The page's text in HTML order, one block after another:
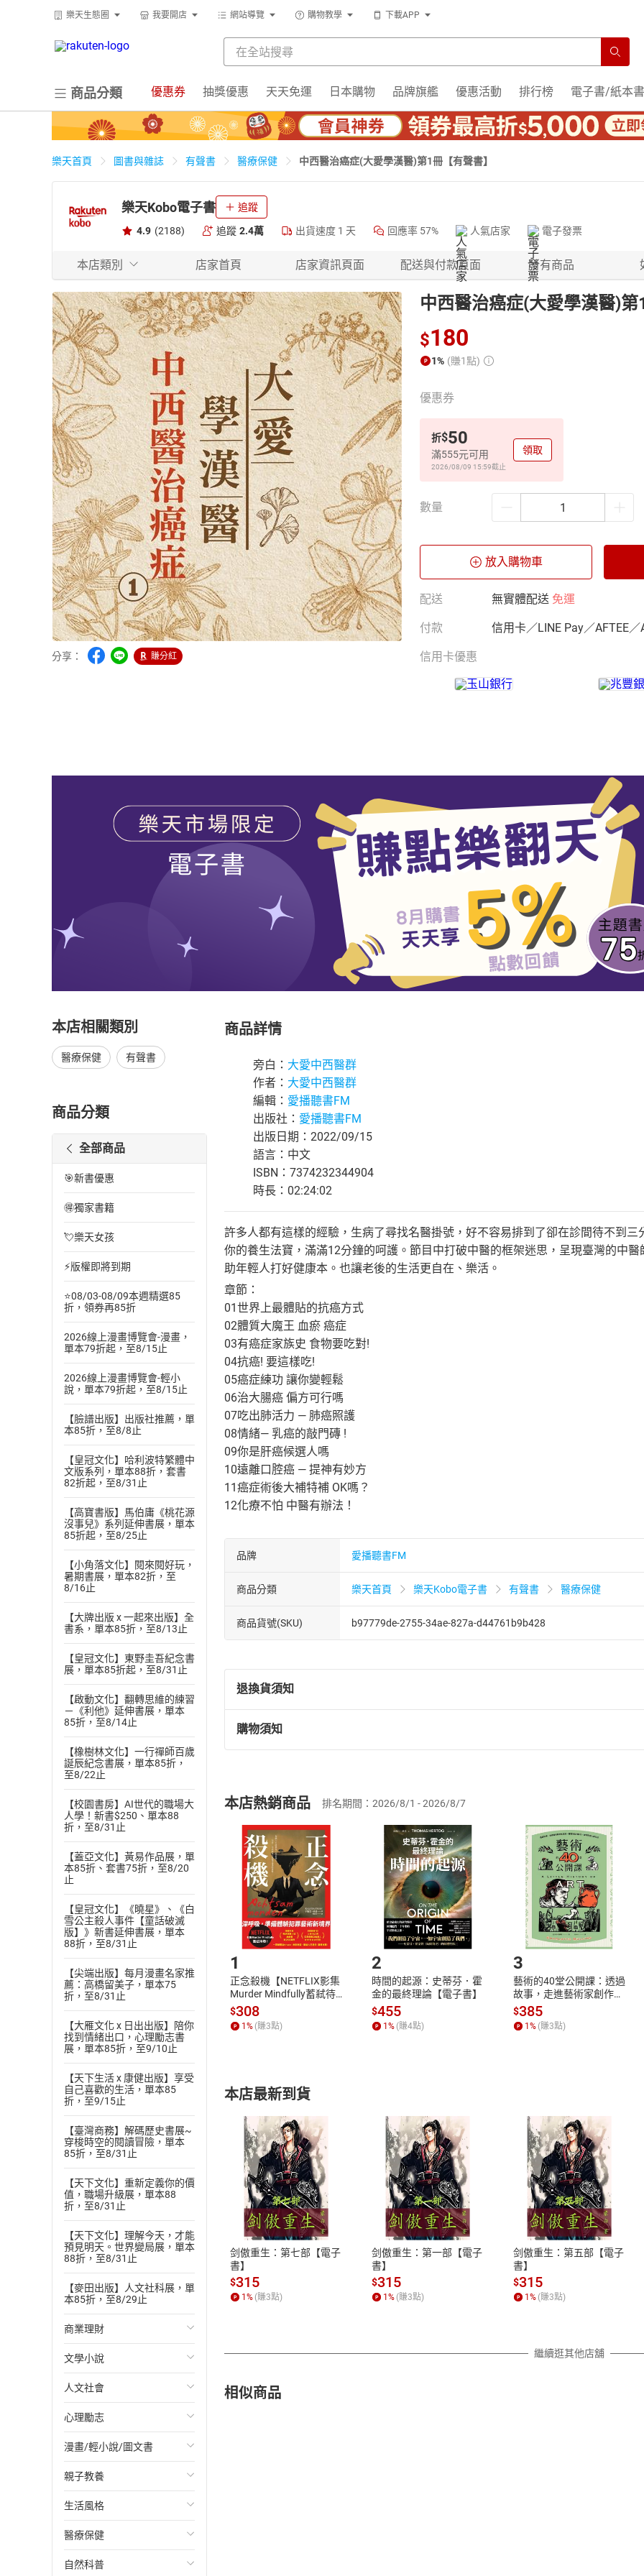
樂天生態圈 我要開店 網站導覽 購物教學 下載APP
商品分類 優惠券 抽獎優惠 天天免運 日本購物 品牌旗艦 優惠活動 排行榜 電子書/紙本書
樂天首頁 圖書與雜誌 有聲書 醫療保健 中西醫治癌症(大愛學漢醫)第1冊【有聲書】
樂天Kobo電子書 追蹤
4.9 (2188) 追蹤 2.4萬 出貨速度 1 天 回應率 57% 人氣店家 電子發票
本店類別 店家首頁 店家資訊頁面 配送與付款頁面 所有商品
分享： 賺分紅
中西醫治癌症(大愛學漢醫)
$180
1% (賺1點)
優惠券
折$50
滿555元可用
2026/08/09 15:59截止
領取
數量
放入購物車
配送 無實體配送 免運
付款 信用卡／LINE Pay／AFTEE／
信用卡優惠
本店相關類別
醫療保健 有聲書
商品分類
全部商品
🎯新書優惠
🉐獨家書籍
💘樂天女孩
⚡版權即將到期
⭐08/03-08/09本週精選85
折，領券再85折
2026線上漫畫博覽會-漫畫，
單本79折起，至8/15止
2026線上漫畫博覽會-輕小
說，單本79折起，至8/15止
【臉譜出版】出版社推薦，單
本85折，至8/8止
【皇冠文化】哈利波特繁體中
文版系列，單本88折，套書
82折起，至8/31止
【高寶書版】馬伯庸《桃花源
沒事兒》系列延伸書展，單本
85折起，至8/25止
【小角落文化】閱來閱好玩，
暑期書展，單本82折，至
8/16止
【大牌出版 x 一起來出版】全
書系，單本85折，至8/13止
【皇冠文化】東野圭吾紀念書
展，單本85折起，至8/31止
【啟動文化】翻轉思維的練習
－《利他》延伸書展，單本
85折，至8/14止
【橡樹林文化】一行禪師百歲
誕辰紀念書展，單本85折，
至8/22止
【校園書房】AI世代的職場大
人學！新書$250、單本88
折，至8/31止
【蓋亞文化】黃易作品展，單
本85折、套書75折，至8/20
止
【皇冠文化】《曉星》、《白
雪公主殺人事件【童話破滅
版】》新書延伸書展，單本
88折，至8/31止
【尖端出版】每月漫畫名家推
薦：高橋留美子，單本75
折，至8/31止
【大雁文化 x 日出出版】陪你
找到情緒出口，心理勵志書
展，單本85折，至9/10止
【天下生活 x 康健出版】享受
自己喜歡的生活，單本85
折，至9/15止
【臺灣商務】解碼歷史書展~
穿梭時空的閱讀冒險，單本
85折，至8/31止
【天下文化】重新定義你的價
值，職場升級展，單本88
折，至8/31止
【天下文化】理解今天，才能
預見明天。世界變局展，單本
88折，至8/31止
【麥田出版】人文社科展，單
本85折，至8/29止
商業理財
投資理財
經濟/趨勢
財務/金融
管理/領導
職場工作術
成功法
行銷/廣告
傳記
文學小說
歐美文學
日本文學
韓國文學
華文文學
經典文學
成長/家庭生活小說
懸疑/推理小說
人文社會
國際關係
政治
社會科學
台灣/中國歷史
日/韓歷史
其他歷史/史學
心理勵志
心靈成長/情緒
人際關係
兩性關係
心理學
漫畫/輕小說/圖文書
輕小說
奇幻/科幻
愛情故事
職場/社會寫實
親子教養
教育現場
兒童文學/故事
兒童科普/學習
生活風格
飲食/食譜
健身/美顏
醫療保健
健康/養生
自然科普
商品詳情
旁白： 大愛中西醫群
作者： 大愛中西醫群
編輯： 愛播聽書FM
出版社： 愛播聽書FM
出版日期：2022/09/15
語言：中文
ISBN：7374232344904
時長：02:24:02
許多人都有這樣的經驗，生病了尋找名醫掛號，好不容易排到了卻在診間待不到
你的養生法寶，滿滿12分鐘的呵護。節目中打破中醫的框架迷思，呈現臺灣的中
助年輕人打好健康本。也讓老後的生活更自在、樂活。
章節：
01世界上最體貼的抗癌方式
02體質大魔王 血瘀 癌症
03有癌症家族史 食物要吃對!
04抗癌! 要這樣吃!
05癌症練功 讓你變輕鬆
06治大腸癌 偏方可行嗎
07吃出肺活力 — 肺癌照護
08情緒— 乳癌的敲門磚 !
09你是肝癌候選人嗎
10遠離口腔癌 — 提神有妙方
11癌症術後大補特補 OK嗎？
12化療不怕 中醫有辦法！
品牌 愛播聽書FM
商品分類 樂天首頁 樂天Kobo電子書 有聲書 醫療保健
商品貨號(SKU) b97779de-2755-34ae-827a-d44761b9b428
退換貨須知
退換貨規定：
(一)依消費者保護法第19條第1項後段暨通訊交易解除權合理例外情事適用
(二)消費者訂購本店鋪之商品即代表知悉本店鋪所銷售之商品為電子書，
且已下載/存取電子書，不得請求退貨退款。
退貨方式：您欲取消訂單或辦理退貨時，請登入樂天市場，並於「我的訂單
貨」，本店鋪將依您的申請進行審核，待審核通過後將為您辦理退款事宜。
請注意，樂天市場須以整筆訂單為單位進行取消/退貨，恕無法以單支商品取
購物須知
挑選商品
Choose
放入購物車
Shopping cart
登入帳號
Login
購書後，如何開始使用？
Step1.選擇閱讀載具 Step2.登入
付款方式
ATM轉帳、信用卡、LINE PAY、AFTEE
退換貨規範
本店是否提供消費者保護法七日猶
之權利，遽消費者保護法及通訊交
除權合理例外情事適用準則，依商
質各有不同規定。詳細退換貨說明
照各商品說明。
本店熱銷商品 排名期間：2026/8/1 - 2026/8/7
1
正念殺機【NETFLIX影集
Murder Mindfully蓄弒待
發】【電子書】
$308
1% (賺3點)
2
時間的起源：史蒂芬．霍
金的最終理論【電子書】
$455
1% (賺4點)
3
藝術的40堂公開課：透過
故事，走進藝術家創作現
場，看藝術如何誕生、如
何形塑人類生活【電子
書】
$385
1% (賺3點)
本店最新到貨
剑傲重生：第七部【電子
書】
$315
1 % (賺3點)
剑傲重生：第一部【電子
書】
$315
1 % (賺3點)
剑傲重生：第五部【電子
書】
$315
1 % (賺3點)
繼續逛其他店舖
相似商品